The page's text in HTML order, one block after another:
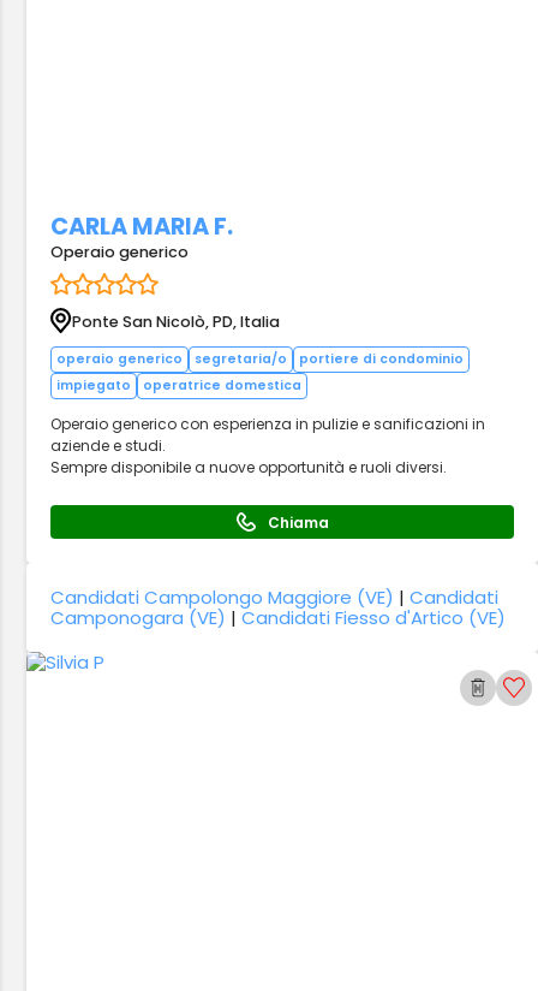
CARLA MARIA F.
Operaio generico
Ponte San Nicolò, PD, Italia
operaio generico segretaria/o
portiere di condominio
impiegato
operatrice domestica
Operaio generico con esperienza in pulizie e sanificazioni in
aziende e studi.
Sempre disponibile a nuove opportunità e ruoli diversi.
Chiama
Candidati Campolongo Maggiore (VE) |Candidati
Camponogara (VE) |Candidati Fiesso d'Artico (VE)